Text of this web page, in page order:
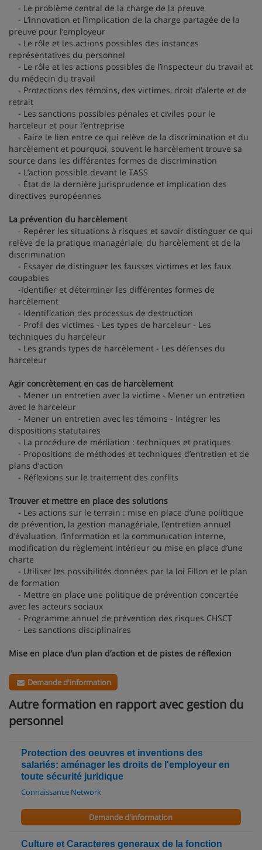
- Le problème central de la charge de la preuve
- L’innovation et l’implication de la charge partagée de la
preuve pour l’employeur
- Le rôle et les actions possibles des instances
représentatives du personnel
- Le rôle et les actions possibles de l’inspecteur du travail et
du médecin du travail
- Protections des témoins, des victimes, droit d’alerte et de
retrait
- Les sanctions possibles pénales et civiles pour le
harceleur et pour l’entreprise
- Faire le lien entre ce qui relève de la discrimination et du
harcèlement et pourquoi, souvent le harcèlement trouve sa
source dans les différentes formes de discrimination
- L’action possible devant le TASS
- État de la dernière jurisprudence et implication des
directives européennes
La prévention du harcèlement
- Repérer les situations à risques et savoir distinguer ce qui
relève de la pratique managériale, du harcèlement et de la
discrimination
- Essayer de distinguer les fausses victimes et les faux
coupables
-Identifier et déterminer les différentes formes de
harcèlement
- Identification des processus de destruction
- Profil des victimes - Les types de harceleur - Les
techniques du harceleur
- Les grands types de harcèlement - Les défenses du
harceleur
Agir concrètement en cas de harcèlement
- Mener un entretien avec la victime - Mener un entretien
avec le harceleur
- Mener un entretien avec les témoins - Intégrer les
dispositions statutaires
- La procédure de médiation : techniques et pratiques
- Propositions de méthodes et techniques d’entretien et de
plans d’action
- Réflexions sur le traitement des conflits
Trouver et mettre en place des solutions
- Les actions sur le terrain : mise en place d’une politique
de prévention, la gestion managériale, l’entretien annuel
d’évaluation, l’information et la communication interne,
modification du règlement intérieur ou mise en place d’une
charte
- Utiliser les possibilités données par la loi Fillon et le plan
de formation
- Mettre en place une politique de prévention concertée
avec les acteurs sociaux
- Programme annuel de prévention des risques CHSCT
- Les sanctions disciplinaires
Mise en place d’un plan d’action et de pistes de réflexion
Demande d'information
Autre formation en rapport avec gestion du
personnel
Protection des oeuvres et inventions des
salariés: aménager les droits de l'employeur en
toute sécurité juridique
Connaissance Network
Demande d'information
Culture et Caracteres generaux de la fonction